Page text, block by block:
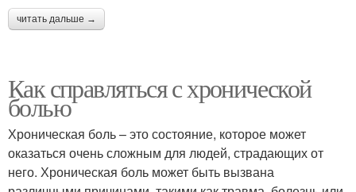
читать дальше →
Как справляться с хронической
болью
Хроническая боль – это состояние, которое может
оказаться очень сложным для людей, страдающих от
него. Хроническая боль может быть вызвана